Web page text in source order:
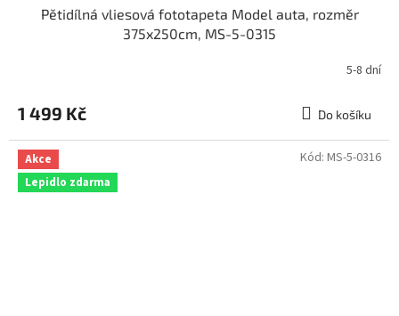
Pětidílná vliesová fototapeta Model auta, rozměr
375x250cm, MS-5-0315
5-8 dní
1 499 Kč Do košíku
Akce
Lepidlo zdarma
Kód: MS-5-0316